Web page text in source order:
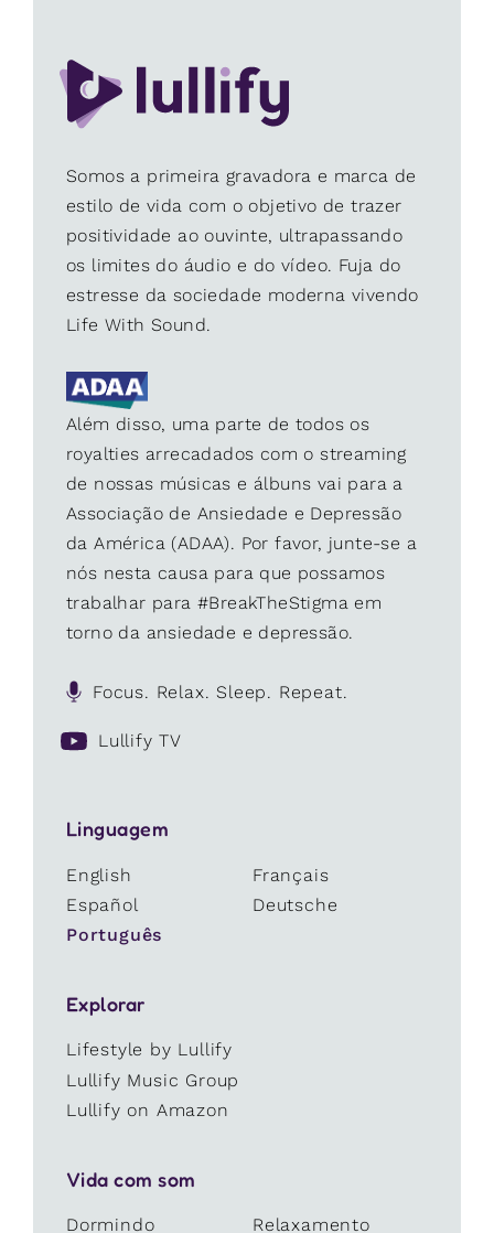
Somos a primeira gravadora e marca de
estilo de vida com o objetivo de trazer
positividade ao ouvinte, ultrapassando
os limites do áudio e do vídeo. Fuja do
estresse da sociedade moderna vivendo
Life With Sound.
Além disso, uma parte de todos os
royalties arrecadados com o streaming
de nossas músicas e álbuns vai para a
Associação de Ansiedade e Depressão
da América (ADAA). Por favor, junte-se a
nós nesta causa para que possamos
trabalhar para #BreakTheStigma em
torno da ansiedade e depressão.
Focus. Relax. Sleep. Repeat.
Lullify TV
Linguagem
English
Français
Español
Deutsche
Português
Explorar
Lifestyle by Lullify
Lullify Music Group
Lullify on Amazon
Vida com som
Dormindo Relaxamento